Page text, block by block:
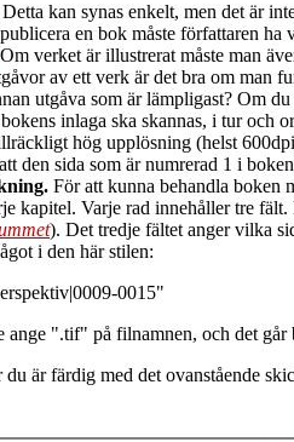
Detta kan synas enkelt, men det är
en bok måste författaren
verket är illustrerat måste man
av ett verk är det bra om man
utgåva som är lämpligast? Om
inlaga ska skannas, i tur och
hög upplösning (helst
den sida som är numrerad 1 i
För att kunna behandla boken
kapitel. Varje rad innehåller tre
). Det tredje fältet anger vilka
i den här stilen:
0015"
ange ".tif" på filnamnen, och det går
du är färdig med det ovanstående